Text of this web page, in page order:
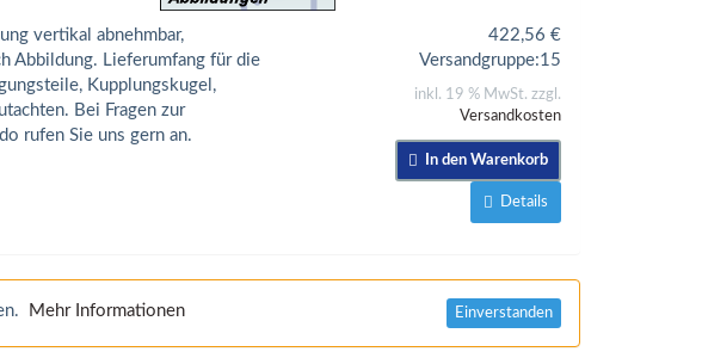
vertikal abnehmbar,
Abbildung. Lieferumfang für die
Kupplungskugel,
Bei Fragen zur
rufen Sie uns gern an.
422,56 €
Versandgruppe:15
inkl. 19 % MwSt. zzgl.
Versandkosten
In den Warenkorb
Details
Mehr Informationen Einverstanden